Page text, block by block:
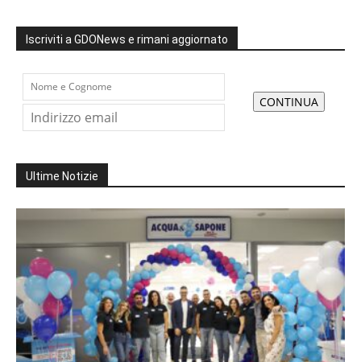
Iscriviti a GDONews e rimani aggiornato
Ultime Notizie